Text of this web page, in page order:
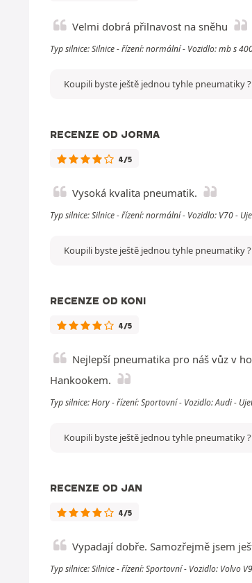
Velmi dobrá přilnavost na sněhu
Typ silnice: Silnice - řízení: normální - Vozidlo: mb s
Koupili byste ještě jednou tyhle pneumatiky ?
RECENZE OD JORMA
4/5
Vysoká kvalita pneumatik.
Typ silnice: Silnice - řízení: normální - Vozidlo: V70 -
Koupili byste ještě jednou tyhle pneumatiky ?
RECENZE OD KONI
4/5
Nejlepší pneumatika pro náš vůz v
Hankookem.
Typ silnice: Hory - řízení: Sportovní - Vozidlo: Audi -
Koupili byste ještě jednou tyhle pneumatiky ?
RECENZE OD JAN
4/5
Vypadají dobře. Samozřejmě jsem
Typ silnice: Silnice - řízení: Sportovní - Vozidlo: Volvo